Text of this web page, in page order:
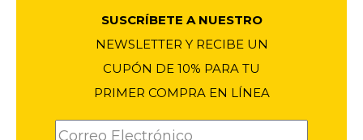
SUSCRÍBETE A NUESTRO
NEWSLETTER Y RECIBE UN
CUPÓN DE 10% PARA TU
PRIMER COMPRA EN LÍNEA